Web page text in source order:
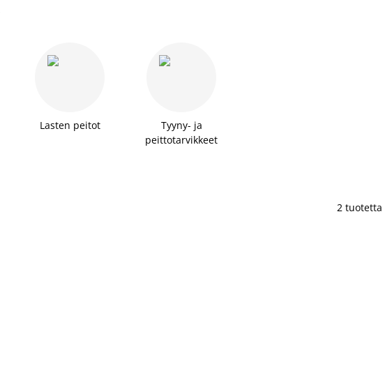
Lasten peitot
Tyyny- ja
peittotarvikkeet
2 tuotetta